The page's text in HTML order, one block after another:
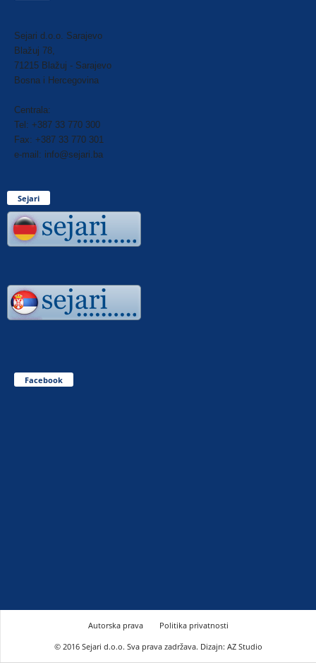
Sejari d.o.o. Sarajevo
Blažuj 78,
71215 Blažuj - Sarajevo
Bosna i Hercegovina
Centrala:
Tel: +387 33 770 300
Fax: +387 33 770 301
e-mail: info@sejari.ba
Sejari
Facebook
Autorska prava
Politika privatnosti
© 2016 Sejari d.o.o. Sva prava zadržava. Dizajn: AZ Studio